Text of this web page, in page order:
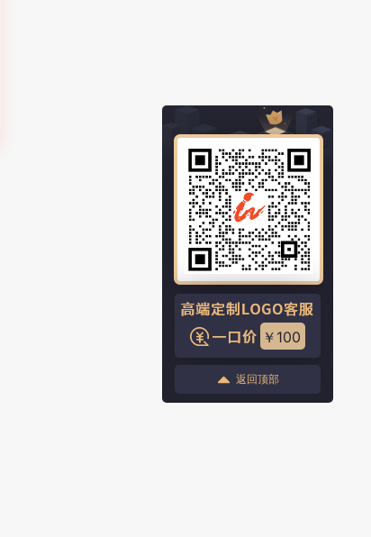
￥100
返回顶部